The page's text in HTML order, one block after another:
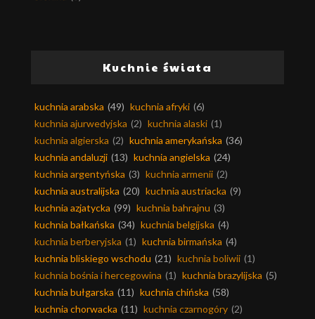
Kuchnie świata
kuchnia arabska (49) kuchnia afryki (6)
kuchnia ajurwedyjska (2) kuchnia alaski (1)
kuchnia algierska (2) kuchnia amerykańska (36)
kuchnia andaluzji (13) kuchnia angielska (24)
kuchnia argentyńska (3) kuchnia armenii (2)
kuchnia australijska (20) kuchnia austriacka (9)
kuchnia azjatycka (99) kuchnia bahrajnu (3)
kuchnia bałkańska (34) kuchnia belgijska (4)
kuchnia berberyjska (1) kuchnia birmańska (4)
kuchnia bliskiego wschodu (21) kuchnia boliwii (1)
kuchnia bośnia i hercegowina (1) kuchnia brazylijska (5)
kuchnia bułgarska (11) kuchnia chińska (58)
kuchnia chorwacka (11) kuchnia czarnogóry (2)